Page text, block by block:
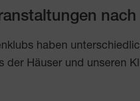
haben
der Häuser und unseren